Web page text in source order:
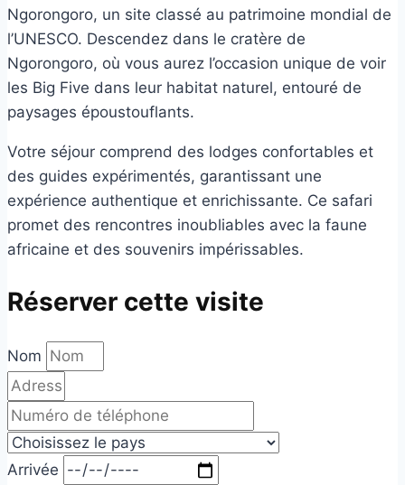
Ngorongoro, un site classé au patrimoine mondial de
l’UNESCO. Descendez dans le cratère de
Ngorongoro, où vous aurez l’occasion unique de voir
les Big Five dans leur habitat naturel, entouré de
paysages époustouflants.
Votre séjour comprend des lodges confortables et
des guides expérimentés, garantissant une
expérience authentique et enrichissante. Ce safari
promet des rencontres inoubliables avec la faune
africaine et des souvenirs impérissables.
Réserver cette visite
Nom
Arrivée